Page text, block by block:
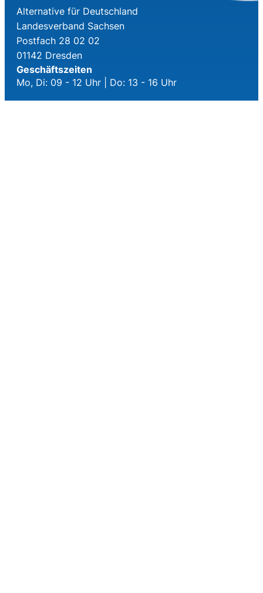
Alternative für Deutschland
Landesverband Sachsen
Postfach 28 02 02
01142 Dresden
Geschäftszeiten
Mo, Di: 09 - 12 Uhr | Do: 13 - 16 Uhr